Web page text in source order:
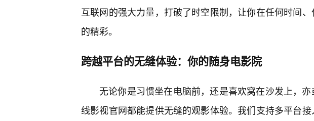
互联网的强大力量，打破了时空限制，让你在任何时间
的精彩。
跨越平台的无缝体验：你的随身电影院
无论你是习惯坐在电脑前，还是喜欢窝在沙发上，
线影视官网都能提供无缝的观影体验。我们支持多平台